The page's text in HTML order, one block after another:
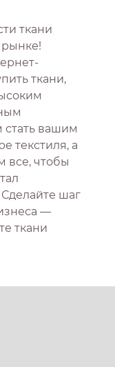
ткани
ткани,
стать вашим
текстиля, а
все, чтобы
шаг
—
ткани